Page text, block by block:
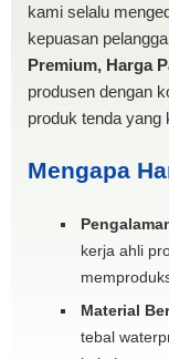
kami selalu
kepuasan
Premium, Harga
produsen dengan
produk tenda yang
Mengapa
kerja ahli
Material
tebal